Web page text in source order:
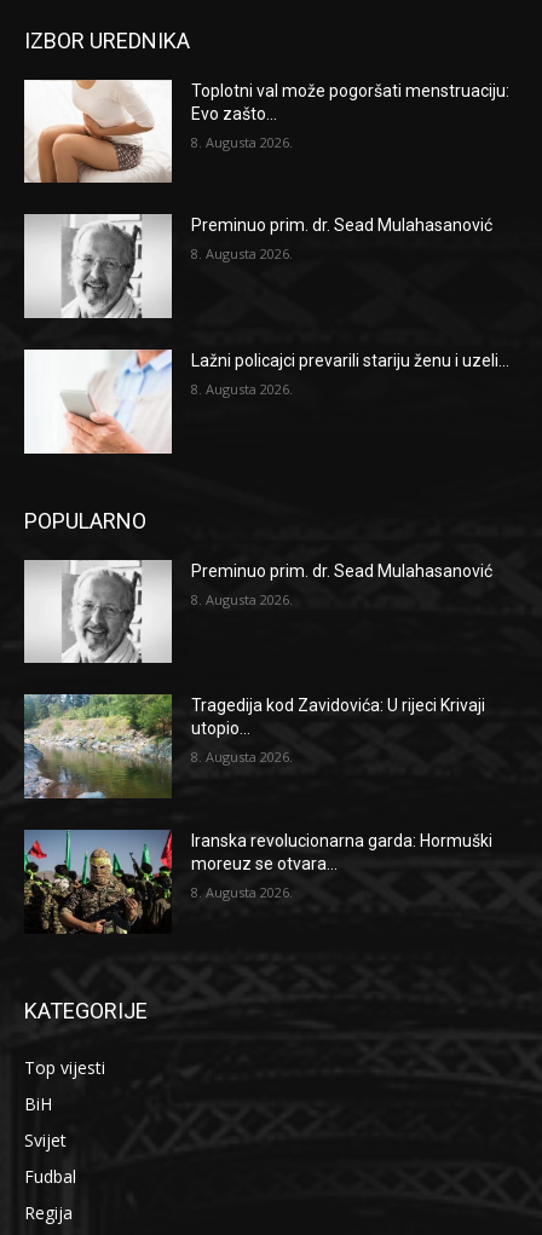
IZBOR UREDNIKA
Toplotni val može pogoršati menstruaciju:
Evo zašto...
8. Augusta 2026.
Preminuo prim. dr. Sead Mulahasanović
8. Augusta 2026.
Lažni policajci prevarili stariju ženu i uzeli...
8. Augusta 2026.
POPULARNO
Preminuo prim. dr. Sead Mulahasanović
8. Augusta 2026.
Tragedija kod Zavidovića: U rijeci Krivaji
utopio...
8. Augusta 2026.
Iranska revolucionarna garda: Hormuški
moreuz se otvara...
8. Augusta 2026.
KATEGORIJE
Top vijesti
BiH
Svijet
Fudbal
Regija